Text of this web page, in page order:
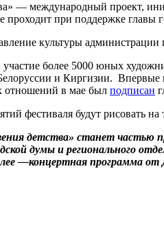
— международный проект,
проходит при поддержке
культуры
участие более 5000 юных
и Киргизии.
отношений в мае был подписан
фестиваля будут рисовать
детства» станет
думы и регионального
—концертная программа